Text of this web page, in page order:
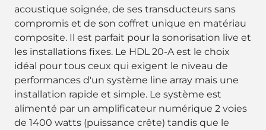
acoustique soignée, de ses transducteurs sans
compromis et de son coffret unique en matériau
composite. Il est parfait pour la sonorisation live et
les installations fixes. Le HDL 20-A est le choix
idéal pour tous ceux qui exigent le niveau de
performances d'un système line array mais une
installation rapide et simple. Le système est
alimenté par un amplificateur numérique 2 voies
de 1400 watts (puissance crête) tandis que le